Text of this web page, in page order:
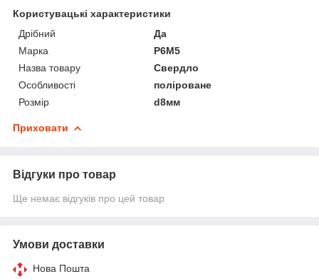
Користувацькі характеристики
Дрібний
Да
Марка
P6M5
Назва товару
Свердло
Особливості
поліроване
Розмір
d8мм
Приховати
Відгуки про товар
Ще немає відгуків про цей товар
Умови доставки
Нова Пошта